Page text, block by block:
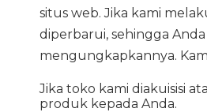
situs web. Jika kami
diperbarui, sehingga
mengungkapkannya.
Jika toko kami diakuisisi
produk kepada Anda.